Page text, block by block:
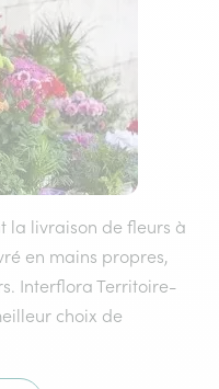
la livraison de fleurs à
en mains propres,
Interflora Territoire-
choix de